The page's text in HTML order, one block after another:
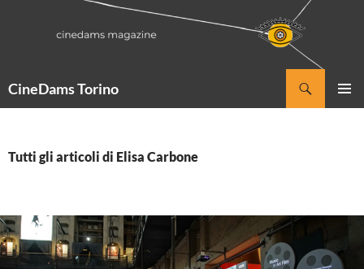
CineDams Torino
Tutti gli articoli di Elisa Carbone